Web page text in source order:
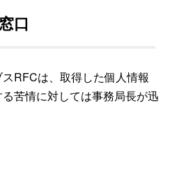
口
スRFCは、取得した個人情報
苦情に対しては事務局長が迅